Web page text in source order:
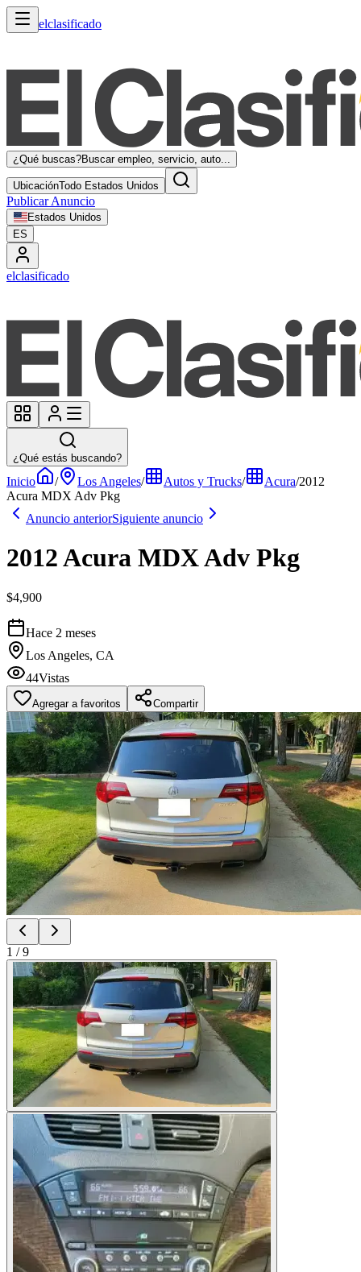
elclasificado
¿Qué buscas?Buscar empleo, servicio, auto...
UbicaciónTodo Estados Unidos
Publicar Anuncio
Estados Unidos
ES
elclasificado
¿Qué estás buscando?
Inicio / Los Angeles/ Autos y Trucks/ Acura/2012
Acura MDX Adv Pkg
Anuncio anteriorSiguiente anuncio
2012 Acura MDX Adv Pkg
$4,900
Hace 2 meses
Los Angeles, CA
44Vistas
Agregar a favoritos Compartir
1 /9